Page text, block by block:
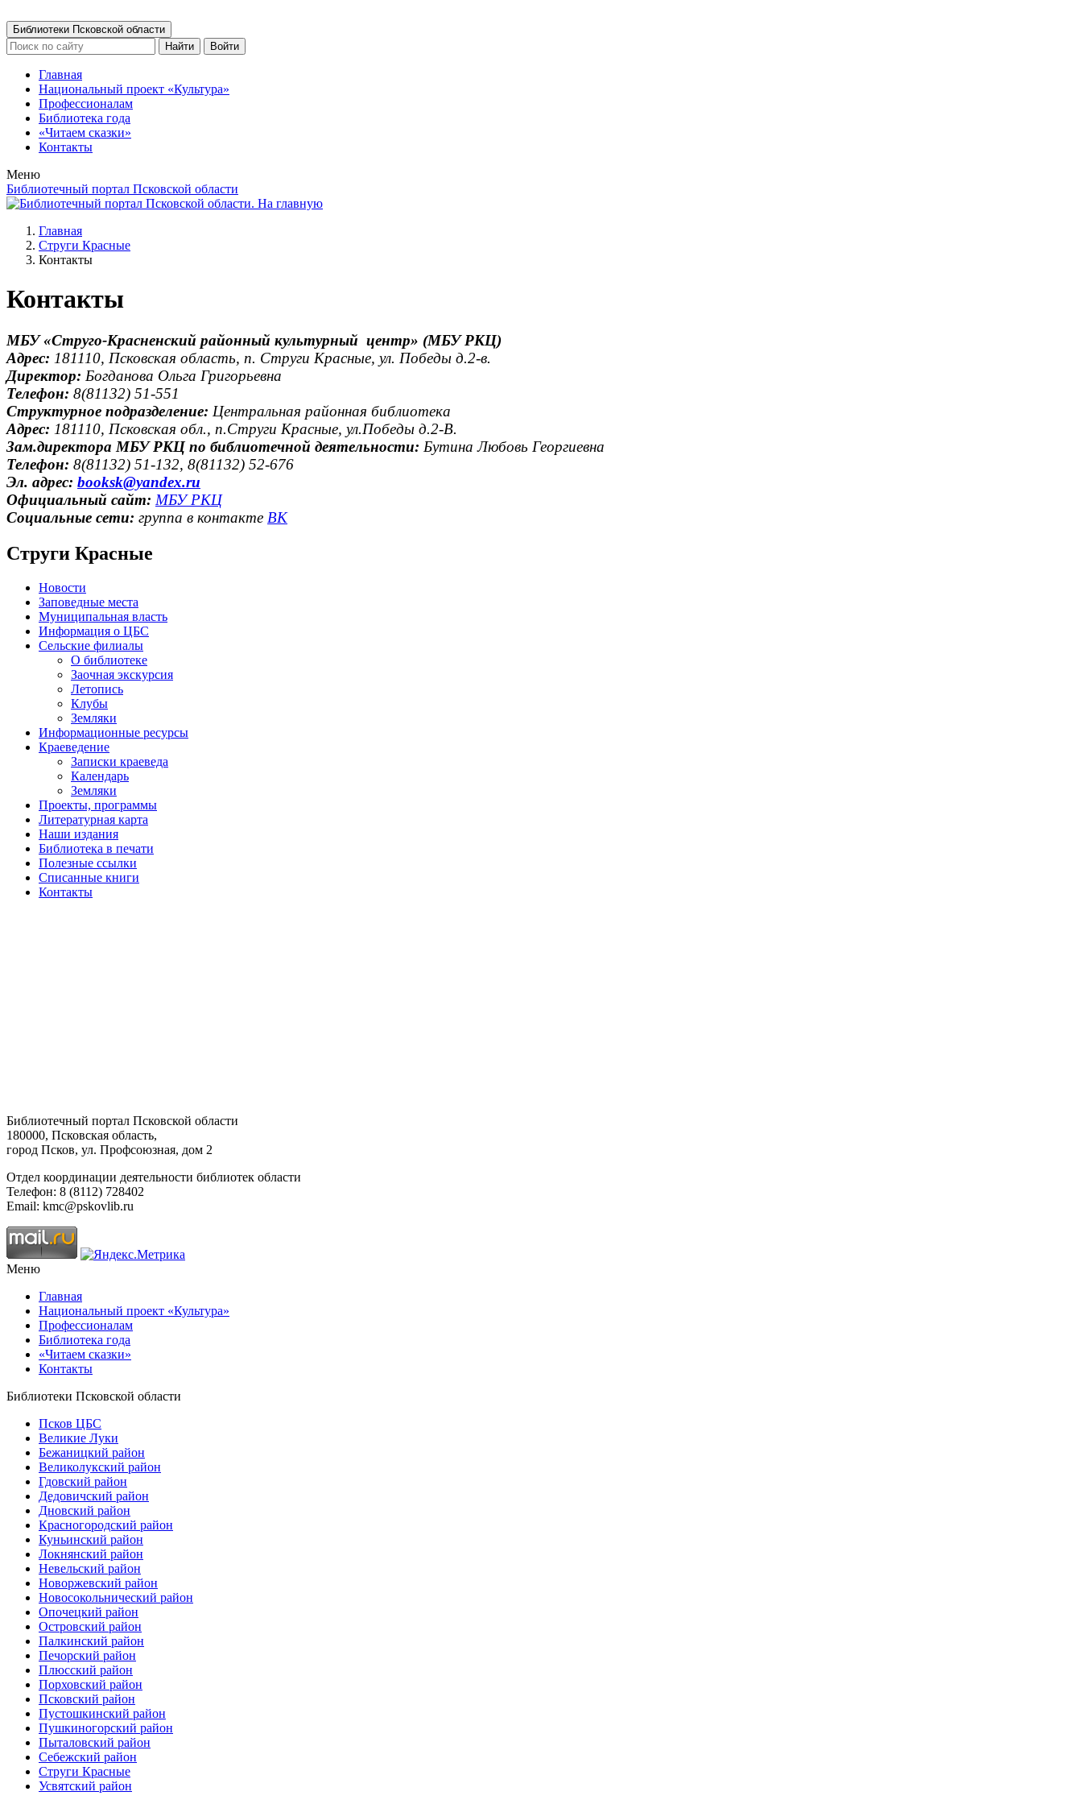
Библиотеки Псковской области
Найти
Войти
Главная
Национальный проект «Культура»
Профессионалам
Библиотека года
«Читаем сказки»
Контакты
Меню
Библиотечный портал Псковской области
Главная
Струги Красные
Контакты
Контакты
МБУ «Струго-Красненский районный культурный центр» (МБУ РКЦ)
Адрес: 181110, Псковская область, п. Струги Красные, ул. Победы д.2-в.
Директор: Богданова Ольга Григорьевна
Телефон: 8(81132) 51-551
Структурное подразделение: Центральная районная библиотека
Адрес: 181110, Псковская обл., п.Струги Красные, ул.Победы д.2-В.
Зам.директора МБУ РКЦ по библиотечной деятельности: Бутина Любовь Георгиевна
Телефон: 8(81132) 51-132, 8(81132) 52-676
Эл. адрес: booksk@yandex.ru
Официальный сайт: МБУ РКЦ
Социальные сети: группа в контакте ВК
Струги Красные
Новости
Заповедные места
Муниципальная власть
Информация о ЦБС
Сельские филиалы
О библиотеке
Заочная экскурсия
Летопись
Клубы
Земляки
Информационные ресурсы
Краеведение
Записки краеведа
Календарь
Земляки
Проекты, программы
Литературная карта
Наши издания
Библиотека в печати
Полезные ссылки
Списанные книги
Контакты
Библиотечный портал Псковской области
180000, Псковская область,
город Псков, ул. Профсоюзная, дом 2
Отдел координации деятельности библиотек области
Телефон: 8 (8112) 728402
Email: kmc@pskovlib.ru
Меню
Главная
Национальный проект «Культура»
Профессионалам
Библиотека года
«Читаем сказки»
Контакты
Библиотеки Псковской области
Псков ЦБС
Великие Луки
Бежаницкий район
Великолукский район
Гдовский район
Дедовичский район
Дновский район
Красногородский район
Куньинский район
Локнянский район
Невельский район
Новоржевский район
Новосокольнический район
Опочецкий район
Островский район
Палкинский район
Печорский район
Плюсский район
Порховский район
Псковский район
Пустошкинский район
Пушкиногорский район
Пыталовский район
Себежский район
Струги Красные
Усвятский район